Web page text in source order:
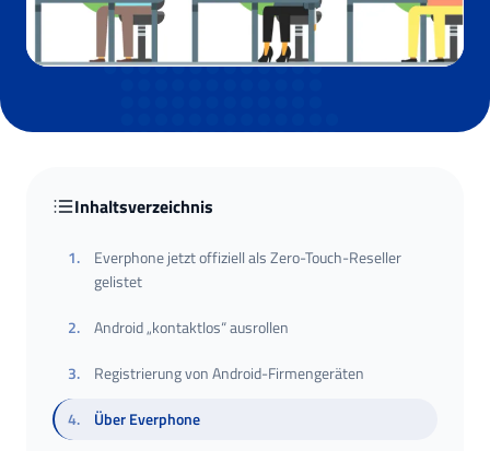
Inhaltsverzeichnis
1.
Everphone jetzt offiziell als Zero-Touch-Reseller
gelistet
2.
Android „kontaktlos“ ausrollen
3.
Registrierung von Android-Firmengeräten
4.
Über Everphone